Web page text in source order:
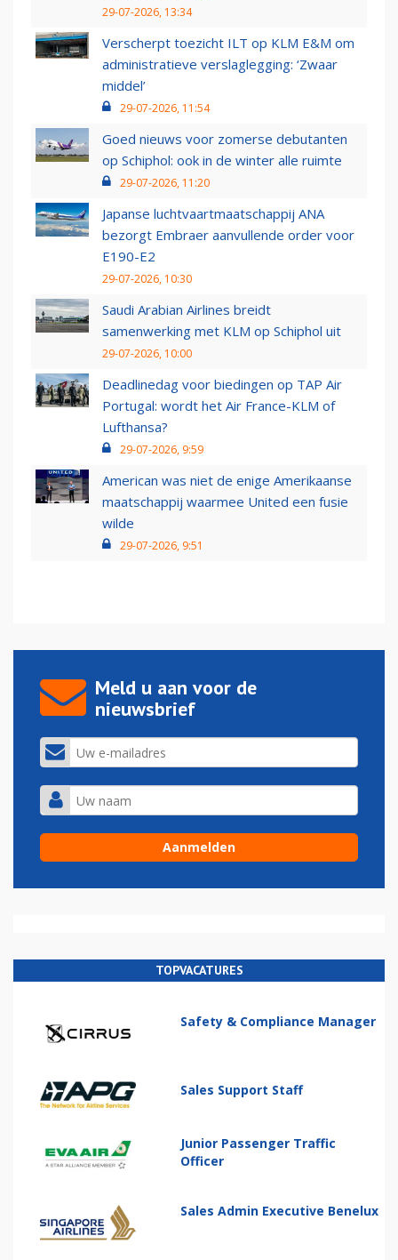
29-07-2026, 13:34
Verscherpt toezicht ILT op KLM E&M om
administratieve verslaglegging: ‘Zwaar
middel’
29-07-2026, 11:54
Goed nieuws voor zomerse debutanten
op Schiphol: ook in de winter alle ruimte
29-07-2026, 11:20
Japanse luchtvaartmaatschappij ANA
bezorgt Embraer aanvullende order voor
E190-E2
29-07-2026, 10:30
Saudi Arabian Airlines breidt
samenwerking met KLM op Schiphol uit
29-07-2026, 10:00
Deadlinedag voor biedingen op TAP Air
Portugal: wordt het Air France-KLM of
Lufthansa?
29-07-2026, 9:59
American was niet de enige Amerikaanse
maatschappij waarmee United een fusie
wilde
29-07-2026, 9:51
Meld u aan voor de
nieuwsbrief
TOPVACATURES
Safety & Compliance Manager
Sales Support Staff
Junior Passenger Traffic
Officer
Sales Admin Executive Benelux